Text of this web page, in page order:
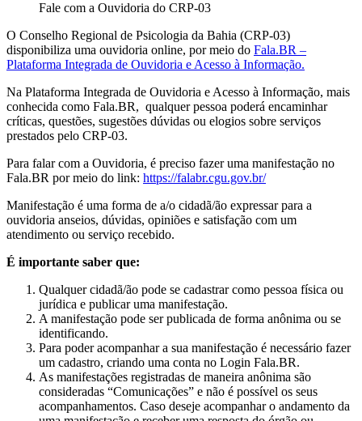
Fale com a Ouvidoria do CRP-03
O Conselho Regional de Psicologia da Bahia (CRP-03)
disponibiliza uma ouvidoria online, por meio do Fala.BR –
Plataforma Integrada de Ouvidoria e Acesso à Informação.
Na Plataforma Integrada de Ouvidoria e Acesso à Informação, mais
conhecida como Fala.BR, qualquer pessoa poderá encaminhar
críticas, questões, sugestões dúvidas ou elogios sobre serviços
prestados pelo CRP-03.
Para falar com a Ouvidoria, é preciso fazer uma manifestação no
Fala.BR por meio do link: https://falabr.cgu.gov.br/
Manifestação é uma forma de a/o cidadã/ão expressar para a
ouvidoria anseios, dúvidas, opiniões e satisfação com um
atendimento ou serviço recebido.
É importante saber que:
Qualquer cidadã/ão pode se cadastrar como pessoa física ou
jurídica e publicar uma manifestação.
A manifestação pode ser publicada de forma anônima ou se
identificando.
Para poder acompanhar a sua manifestação é necessário fazer
um cadastro, criando uma conta no Login Fala.BR.
As manifestações registradas de maneira anônima são
consideradas “Comunicações” e não é possível os seus
acompanhamentos. Caso deseje acompanhar o andamento da